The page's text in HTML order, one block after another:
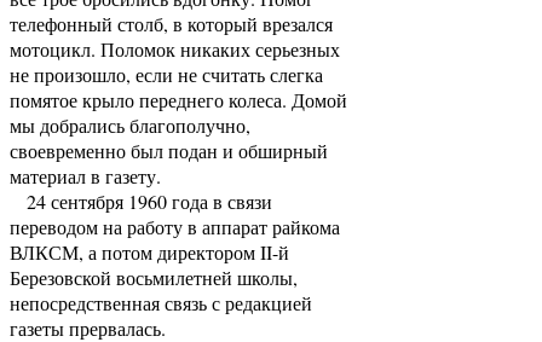
телефонный столб, в который врезался
мотоцикл. Поломок никаких серьезных
не произошло, если не считать слегка
помятое крыло переднего колеса. Домой
мы добрались благополучно,
своевременно был подан и обширный
материал в газету.
24 сентября 1960 года в связи
переводом на работу в аппарат райкома
ВЛКСМ, а потом директором II-й
Березовской восьмилетней школы,
непосредственная связь с редакцией
газеты прервалась.